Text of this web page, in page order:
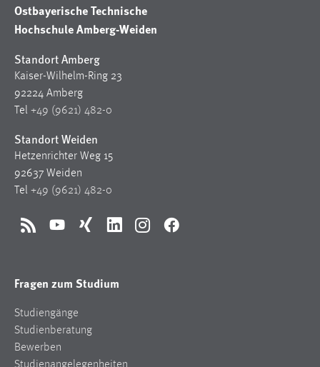
Ostbayerische Technische
Hochschule Amberg-Weiden
Standort Amberg
Kaiser-Wilhelm-Ring 23
92224 Amberg
Tel +49 (9621) 482-0
Standort Weiden
Hetzenrichter Weg 15
92637 Weiden
Tel +49 (9621) 482-0
RSS YouTubeXing LinkedInInstagramFacebook
Fragen zum Studium
Studiengänge
Studienberatung
Bewerben